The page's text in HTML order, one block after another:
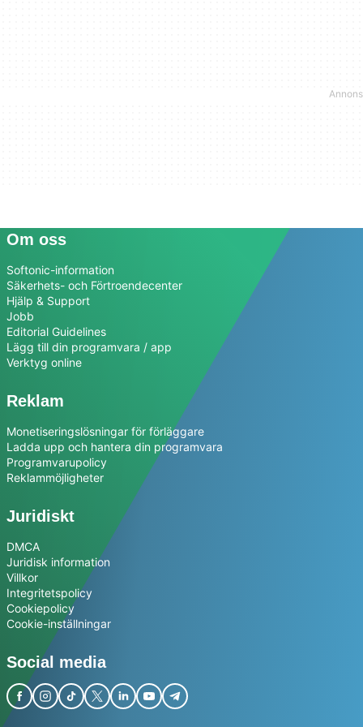
Om oss
Softonic-information
Säkerhets- och Förtroendecenter
Hjälp & Support
Jobb
Editorial Guidelines
Lägg till din programvara / app
Verktyg online
Reklam
Monetiseringslösningar för förläggare
Ladda upp och hantera din programvara
Programvarupolicy
Reklammöjligheter
Juridiskt
DMCA
Juridisk information
Villkor
Integritetspolicy
Cookiepolicy
Cookie-inställningar
Social media